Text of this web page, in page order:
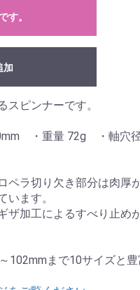
す。
加
スピンナーです。
・重量 72g ・軸穴
ペラ切り欠き部分は肉厚
います。
ザ加工によるすべり止め
102mmまで10サイズと